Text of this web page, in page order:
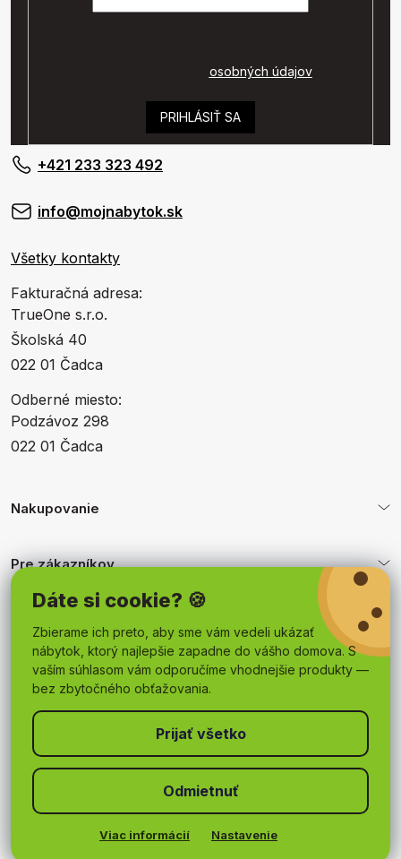
Dáte si cookie? 🍪
Zbierame ich preto, aby sme vám vedeli ukázať
nábytok, ktorý najlepšie zapadne do vášho domova. S
vaším súhlasom vám odporučíme vhodnejšie produkty —
bez zbytočného obťažovania.
Viac informácií Nastavenie
Odmietnuť
osobných údajov.
PRIHLÁSIŤ SA
+421 233 323 492
info@mojnabytok.sk
Všetky kontakty
Fakturačná adresa:
TrueOne s.r.o.
Školská 40
022 01 Čadca
Odberné miesto:
Podzávoz 298
022 01 Čadca
Nakupovanie
Pre zákazníkov
Vytvoril Shoptet
mojnabytok.sk. Všetky práva vyhradené.
Upraviť nastavenie cookies